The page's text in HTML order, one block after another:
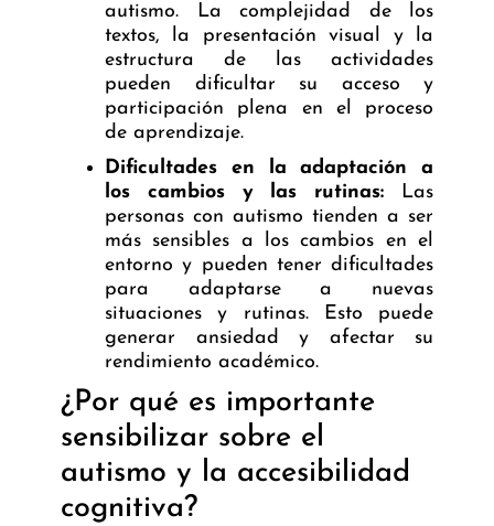
autismo. La complejidad de los
textos, la presentación visual y la
estructura de las actividades
pueden dificultar su acceso y
participación plena en el proceso
de aprendizaje.
Dificultades en la adaptación a
los cambios y las rutinas: Las
personas con autismo tienden a ser
más sensibles a los cambios en el
entorno y pueden tener dificultades
para adaptarse a nuevas
situaciones y rutinas. Esto puede
generar ansiedad y afectar su
rendimiento académico.
¿Por qué es importante
sensibilizar sobre el
autismo y la accesibilidad
cognitiva?